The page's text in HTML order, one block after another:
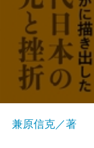
兼原信克／著